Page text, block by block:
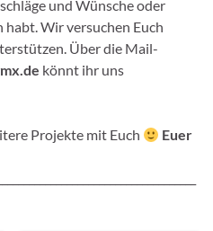
und Wünsche oder
Wir versuchen Euch
Über die Mail-
könnt ihr uns
Projekte mit Euch
Euer